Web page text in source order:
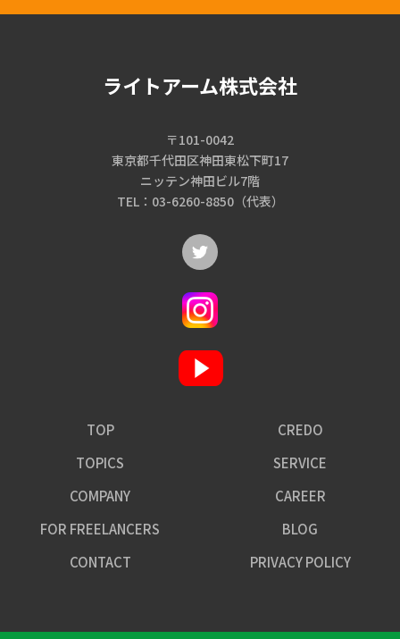
ライトアーム株式会社
〒101-0042
東京都千代田区神田東松下町17
ニッテン神田ビル7階
TEL：03-6260-8850（代表）
TOP
CREDO
TOPICS
SERVICE
COMPANY
CAREER
FOR FREELANCERS
BLOG
CONTACT
PRIVACY POLICY